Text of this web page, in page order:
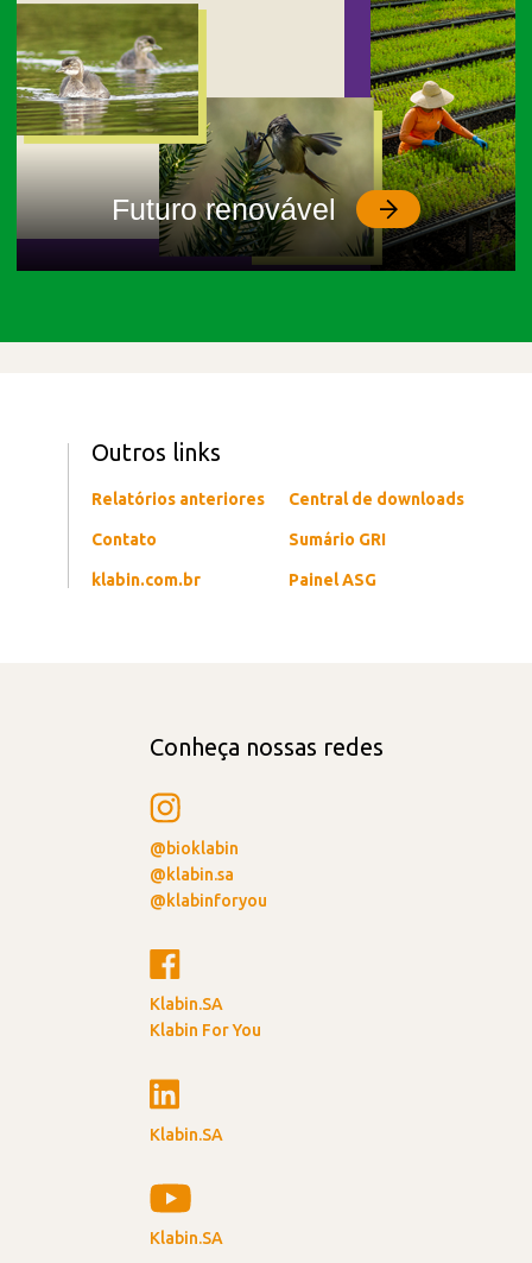
Futuro renovável
Outros links
Relatórios anteriores
Contato
klabin.com.br
Central de downloads
Sumário GRI
Painel ASG
Conheça nossas redes
@bioklabin
@klabin.sa
@klabinforyou
Klabin.SA
Klabin For You
Klabin.SA
Klabin.SA